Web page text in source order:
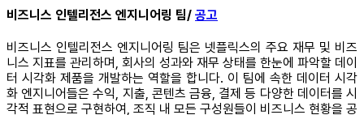
비즈니스 인텔리전스 엔지니어링 팀/ 공고
비즈니스 인텔리전스 엔지니어링 팀은 넷플릭스의 주요 재무 및 비즈
니스 지표를 관리하며, 회사의 성과와 재무 상태를 한눈에 파악할 데이
터 시각화 제품을 개발하는 역할을 합니다. 이 팀에 속한 데이터 시각
화 엔지니어들은 수익, 지출, 콘텐츠 금융, 결제 등 다양한 데이터를 시
각적 표현으로 구현하여, 조직 내 모든 구성원들이 비즈니스 현황을 공